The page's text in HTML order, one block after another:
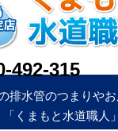
492-315
排水管のつまりや
「くまもと水道職人」